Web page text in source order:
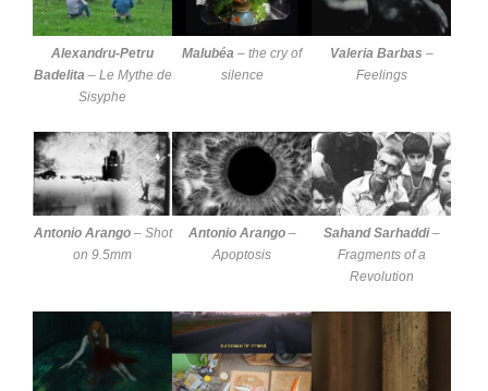
Alexandru-Petru
Badelita– Le Mythe de
Sisyphe
Malubéa –the cry of
silence
Valeria Barbas –
Feelings
Antonio Arango– Shot
on 9.5mm
Antonio Arango–
Apoptosis
Sahand Sarhaddi–
Fragments of a
Revolution